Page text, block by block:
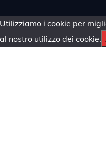
Utilizziamo i cookie per
al nostro utilizzo dei cookie.